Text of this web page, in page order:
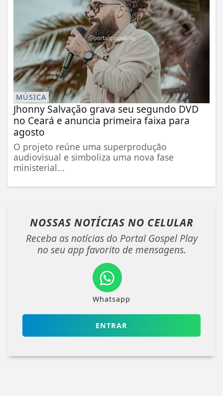
MÚSICA
Jhonny Salvação grava seu segundo DVD
no Ceará e anuncia primeira faixa para
agosto
O projeto reúne uma superprodução
audiovisual e simboliza uma nova fase
ministerial...
NOSSAS NOTÍCIAS NO CELULAR
Receba as notícias do Portal Gospel Play
no seu app favorito de mensagens.
Whatsapp
ENTRAR